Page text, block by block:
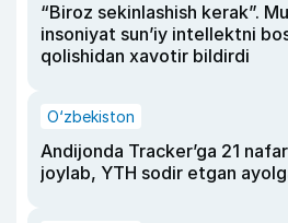
“Biroz sekinlashish kerak”.
insoniyat sun’iy intellektni
qolishidan xavotir bildirdi
O‘zbekiston
Andijonda Tracker’ga 21
joylab, YTH sodir etgan